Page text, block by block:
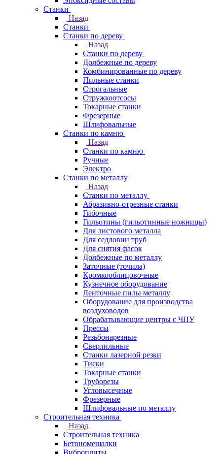
Станки
Назад
Станки
Станки по дереву
Назад
Станки по дереву
Долбежные по дереву
Комбинированные по дереву
Пильные станки
Строгальные
Стружкоотсосы
Токарные станки
Фрезерные
Шлифовальные
Станки по камню
Назад
Станки по камню
Ручные
Электро
Станки по металлу
Назад
Станки по металлу
Абразивно-отрезные станки
Гибочные
Гильотины (гильотинные ножницы)
Для листового металла
Для седловин труб
Для снятия фасок
Долбежные по металлу
Заточные (точила)
Кромкооблицовочные
Кузнечное оборудование
Ленточные пилы металлу
Оборудование для производства
воздуховодов
Обрабатывающие центры с ЧПУ
Прессы
Резьбонарезные
Сверлильные
Станки лазерной резки
Тиски
Токарные станки
Труборезы
Угловысечные
Фрезерные
Шлифовальные по металлу
Строительная техника
Назад
Строительная техника
Бетономешалки
Виброплиты